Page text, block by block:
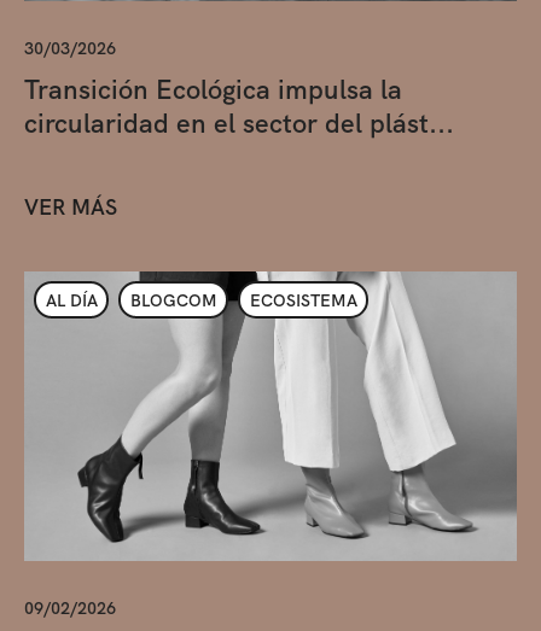
30/03/2026
Transición Ecológica impulsa la
circularidad en el sector del plást...
VER MÁS
AL DÍA BLOGCOM ECOSISTEMA
09/02/2026